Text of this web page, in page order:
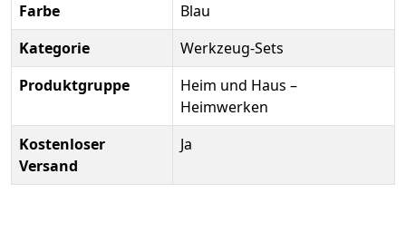
Farbe
Blau
Kategorie
Werkzeug-Sets
Produktgruppe
Heim und Haus –
Heimwerken
Kostenloser
Versand
Ja